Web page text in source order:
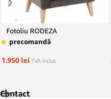
Fotoliu RODEZA
precomandă
1.950 lei TVA Inclus
Contact